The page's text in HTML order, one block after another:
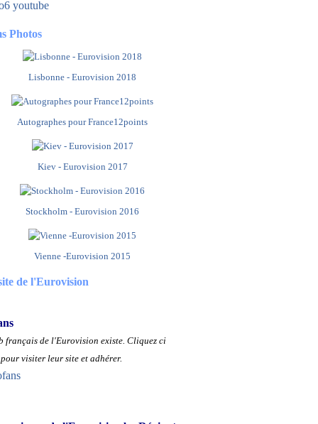
Photos
Lisbonne - Eurovision 2018
Autographes pour France12points
Kiev - Eurovision 2017
Stockholm - Eurovision 2016
Vienne -Eurovision 2015
de l'Eurovision
français de l'Eurovision existe. Cliquez ci
pour visiter leur site et adhérer.